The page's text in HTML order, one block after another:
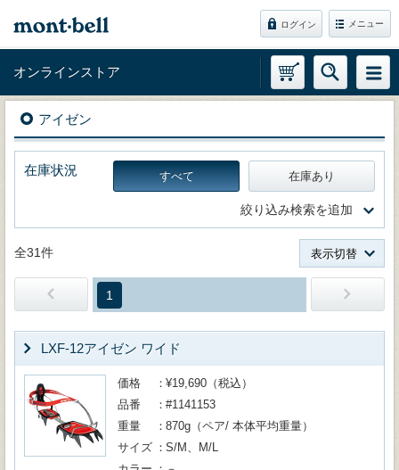
ログイン メニュー
オンラインストア
アイゼン
在庫状況 すべて 在庫あり
絞り込み検索を追加
全31件 表示切替
1
LXF-12アイゼン ワイド
価格
¥19,690（税込）
品番
#1141153
重量
870g（ペア/ 本体平均重量）
サイズ
S/M、M/L